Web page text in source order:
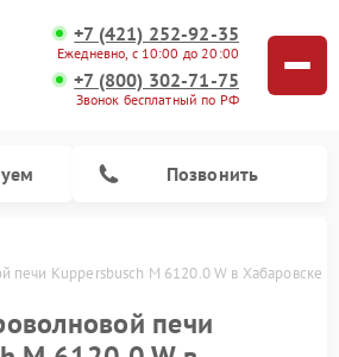
+7 (421) 252-92-35
Ежедневно, с 10:00 до 20:00
+7 (800) 302-71-75
Звонок бесплатный по РФ
Позвонить
печи Kuppersbusch M 6120.0 W в Хабаровске
печи